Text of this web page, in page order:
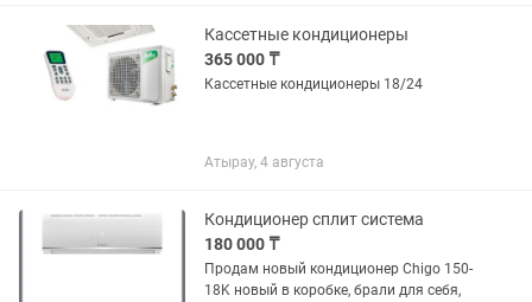
Кассетные кондиционеры
365 000 ₸
Кассетные кондиционеры 18/24
Атырау, 4 августа
Кондиционер сплит система
180 000 ₸
Продам новый кондиционер Chigo 150-
18K новый в коробке, брали для себя,